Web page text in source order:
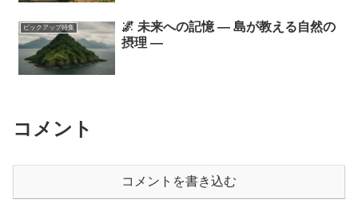
ピックアップ特集
🌌 未来への記憶 ― 島が教える自然の
摂理 ―
コメント
コメントを書き込む